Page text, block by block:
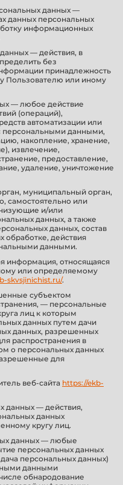
данных —
данных персональных
информационных
— действия, в
без
принадлежность
Пользователю или иному
— любое действие
(операций),
автоматизации или
персональными данными,
накопление, хранение,
извлечение,
предоставление,
удаление, уничтожение
муниципальный орган,
самостоятельно или
и/или
данных, а также
данных, состав
обработке, действия
данными.
информация, относящаяся
или определяемому
skvsjinichist.ru/.
субъектом
— персональные
лиц к которым
данных путем дачи
данных, разрешенных
распространения в
о персональных данных
для
веб-сайта https://ekb-
данных — действия,
данных
кругу лиц.
данных — любые
персональных данных
персональных данных)
данными
обнародование